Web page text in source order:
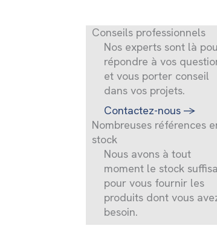
Conseils professionnels
Nos experts sont là
répondre à vos
et vous porter conseil
dans vos projets.
Contactez-nous ->
Nombreuses références
stock
Nous avons à tout
moment le stock
pour vous fournir les
produits dont vous
besoin.